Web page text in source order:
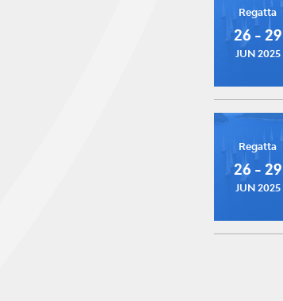
Regatta
26 - 29
JUN 2025
Regatta
26 - 29
JUN 2025